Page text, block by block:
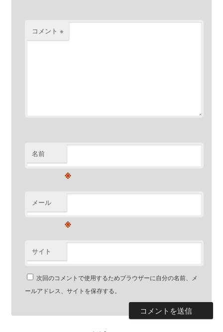
コメント ※
名前
※
メール
※
サイト
次回のコメントで使用するためブラウザーに自分の名前、メ
ールアドレス、サイトを保存する。